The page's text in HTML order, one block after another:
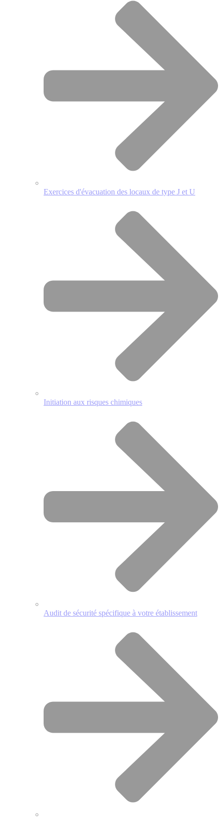
Exercices d'évacuation des locaux de type J et U
Initiation aux risques chimiques
Audit de sécurité spécifique à votre établissement